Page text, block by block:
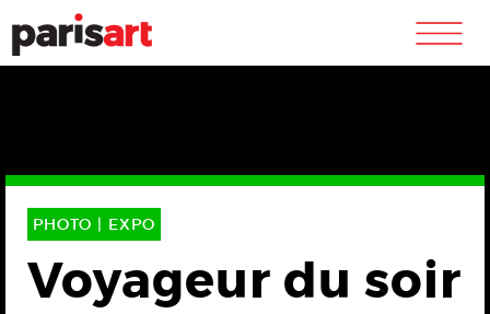
m
PHOTO | EXPO
Voyageur du soir